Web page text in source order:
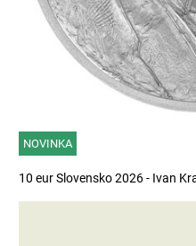
NOVINKA
10 eur Slovensko 2026 - Ivan